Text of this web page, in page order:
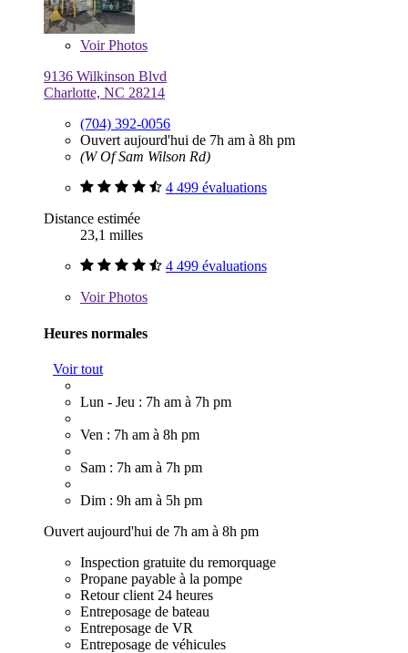
VoirPhotos
9136 Wilkinson Blvd
Charlotte, NC 28214
(704) 392-0056
Ouvert aujourd'hui de 7h am à 8h pm
(W Of Sam Wilson Rd)
4 499 évaluations
Distance estimée
23,1 milles
4 499 évaluations
VoirPhotos
Heures normales
Voir tout
Lun - Jeu : 7h am à 7h pm
Ven : 7h am à 8h pm
Sam : 7h am à 7h pm
Dim : 9h am à 5h pm
Ouvert aujourd'hui de 7h am à 8h pm
Inspection gratuite du remorquage
Propane payable à la pompe
Retour client 24 heures
Entreposage de bateau
Entreposage de VR
Entreposage de véhicules